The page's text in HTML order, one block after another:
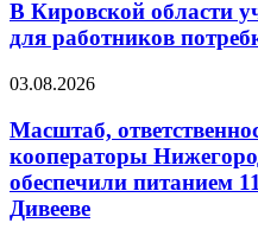
В Кировской области
для работников
03.08.2026
Масштаб,
кооператоры
обеспечили питанием
Дивееве